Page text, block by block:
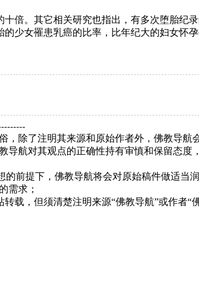
。其它相关研究也指出，有多次堕胎纪
少女罹患乳癌的比率，比年纪大的妇女怀
，除了注明其来源和原始作者外，佛教导航
航对其观点的正确性持有审慎和保留态度
前提下，佛教导航将会对原始稿件做适当
需求；
载，但须清楚注明来源“佛教导航”或作者“佛